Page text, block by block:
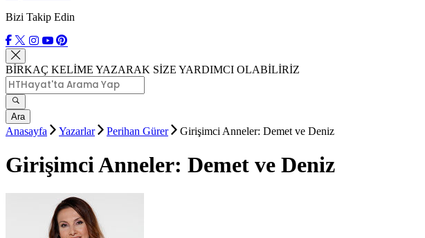
Bizi Takip Edin
BİRKAÇ KELİME YAZARAK SİZE YARDIMCI OLABİLİRİZ
Ara
Anasayfa Yazarlar Perihan Gürer Girişimci Anneler: Demet ve Deniz
Girişimci Anneler: Demet ve Deniz